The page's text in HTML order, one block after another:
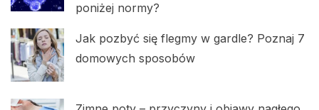
poniżej normy?
Jak pozbyć się flegmy w gardle? Poznaj 7
domowych sposobów